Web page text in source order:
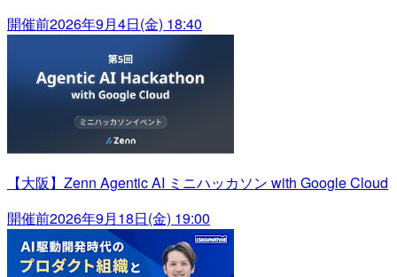
開催前2026年9月4日(金) 18:40
【大阪】Zenn Agentic AI ミニハッカソン with Google Cloud
開催前2026年9月18日(金) 19:00